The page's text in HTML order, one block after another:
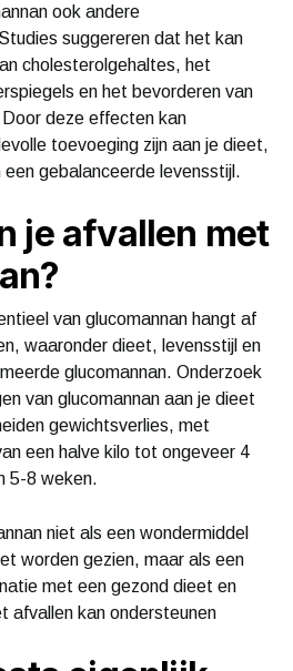
ook andere
suggereren dat het kan
cholesterolgehaltes, het
en het bevorderen van
deze effecten kan
toevoeging zijn aan je dieet,
gebalanceerde levensstijl.
je afvallen met
van glucomannan hangt af
waaronder dieet, levensstijl en
glucomannan. Onderzoek
van glucomannan aan je dieet
gewichtsverlies, met
een halve kilo tot ongeveer 4
5-8 weken.
niet als een wondermiddel
worden gezien, maar als een
met een gezond dieet en
afvallen kan ondersteunen